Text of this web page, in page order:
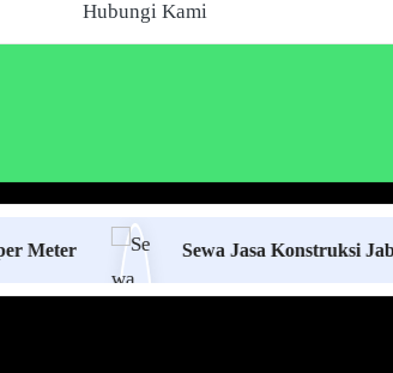
Hubungi Kami
Sewa Jasa Konstruksi Jabodetabek